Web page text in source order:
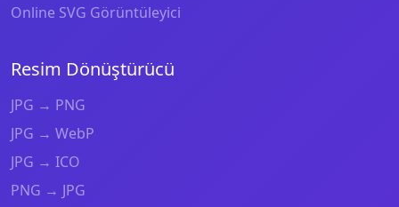
Online SVG Görüntüleyici
Resim Dönüştürücü
JPG → PNG
JPG → WebP
JPG → ICO
PNG → JPG